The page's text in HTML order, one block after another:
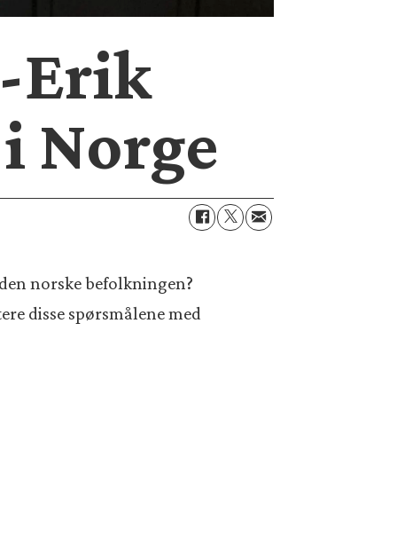
Erik
Norge
norske befolkningen?
disse spørsmålene med